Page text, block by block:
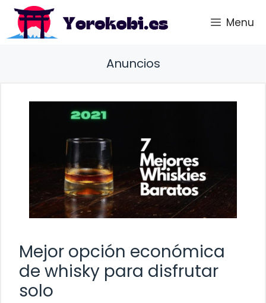
Saltar
contenido
Menu
Anuncios
Mejor opción económica
de whisky para disfrutar
solo